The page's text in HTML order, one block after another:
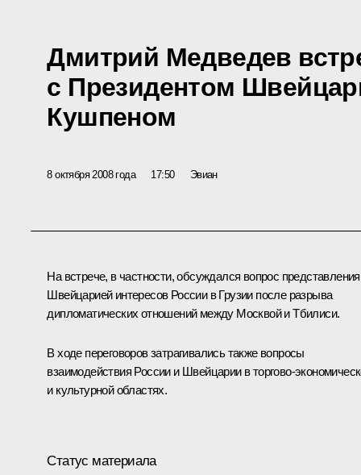
Дмитрий Медведев
с Президентом
Кушпеном
8 октября 2008 года 17:50 Эвиан
На встрече, в частности, обсуждался вопрос представления
Швейцарией интересов России в Грузии после разрыва
дипломатических отношений между Москвой и Тбилиси.
В ходе переговоров затрагивались также вопросы
взаимодействия России и Швейцарии в торгово-
и культурной областях.
Статус материала